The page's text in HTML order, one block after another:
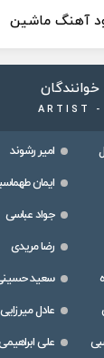
آهنگ ماشین
ARTIST -
امیر رشوند
ایمان
جواد عباسی
رضا مریدی
سعید
عادل میرزایی
علی